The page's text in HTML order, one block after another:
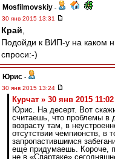
Mosfilmovskiy -
30 янв 2015 13:31
Край
Подойди к ВИП-у на каком
спроси:-)
Юрис -
30 янв 2015 13:24
Курчат » 30 янв 2015 11:02
Юрис. На десерт. Вот
считаешь, что проблемы в
возрасту там, в
отсутствии чемпионств, в
запропастившимся
еще придумаешь. Короче,
не в «Спартаке»